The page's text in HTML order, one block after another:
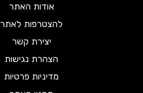
אודות האתר
להצטרפות לאתר
יצירת קשר
הצהרת נגישות
מדיניות פרטיות